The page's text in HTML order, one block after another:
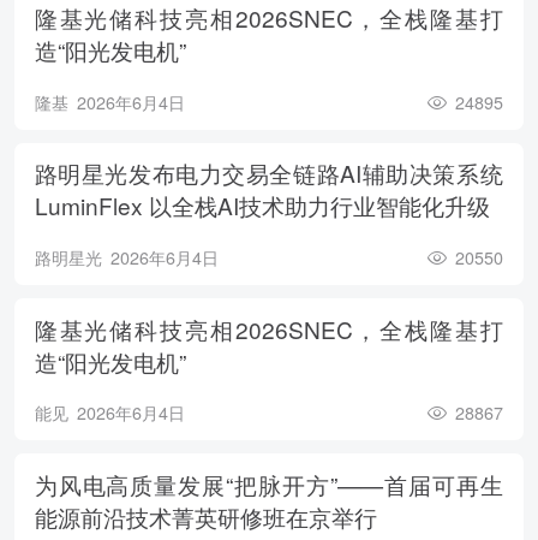
隆基光储科技亮相2026SNEC，全栈隆基打
造“阳光发电机”
隆基 2026年6月4日 24895
路明星光发布电力交易全链路AI辅助决策系统
LuminFlex 以全栈AI技术助力行业智能化升级
路明星光 2026年6月4日 20550
隆基光储科技亮相2026SNEC，全栈隆基打
造“阳光发电机”
能见 2026年6月4日 28867
为风电高质量发展“把脉开方”——首届可再生
能源前沿技术菁英研修班在京举行